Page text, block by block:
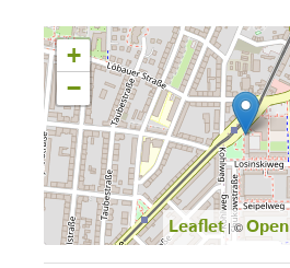
+
−
Leaflet| ©